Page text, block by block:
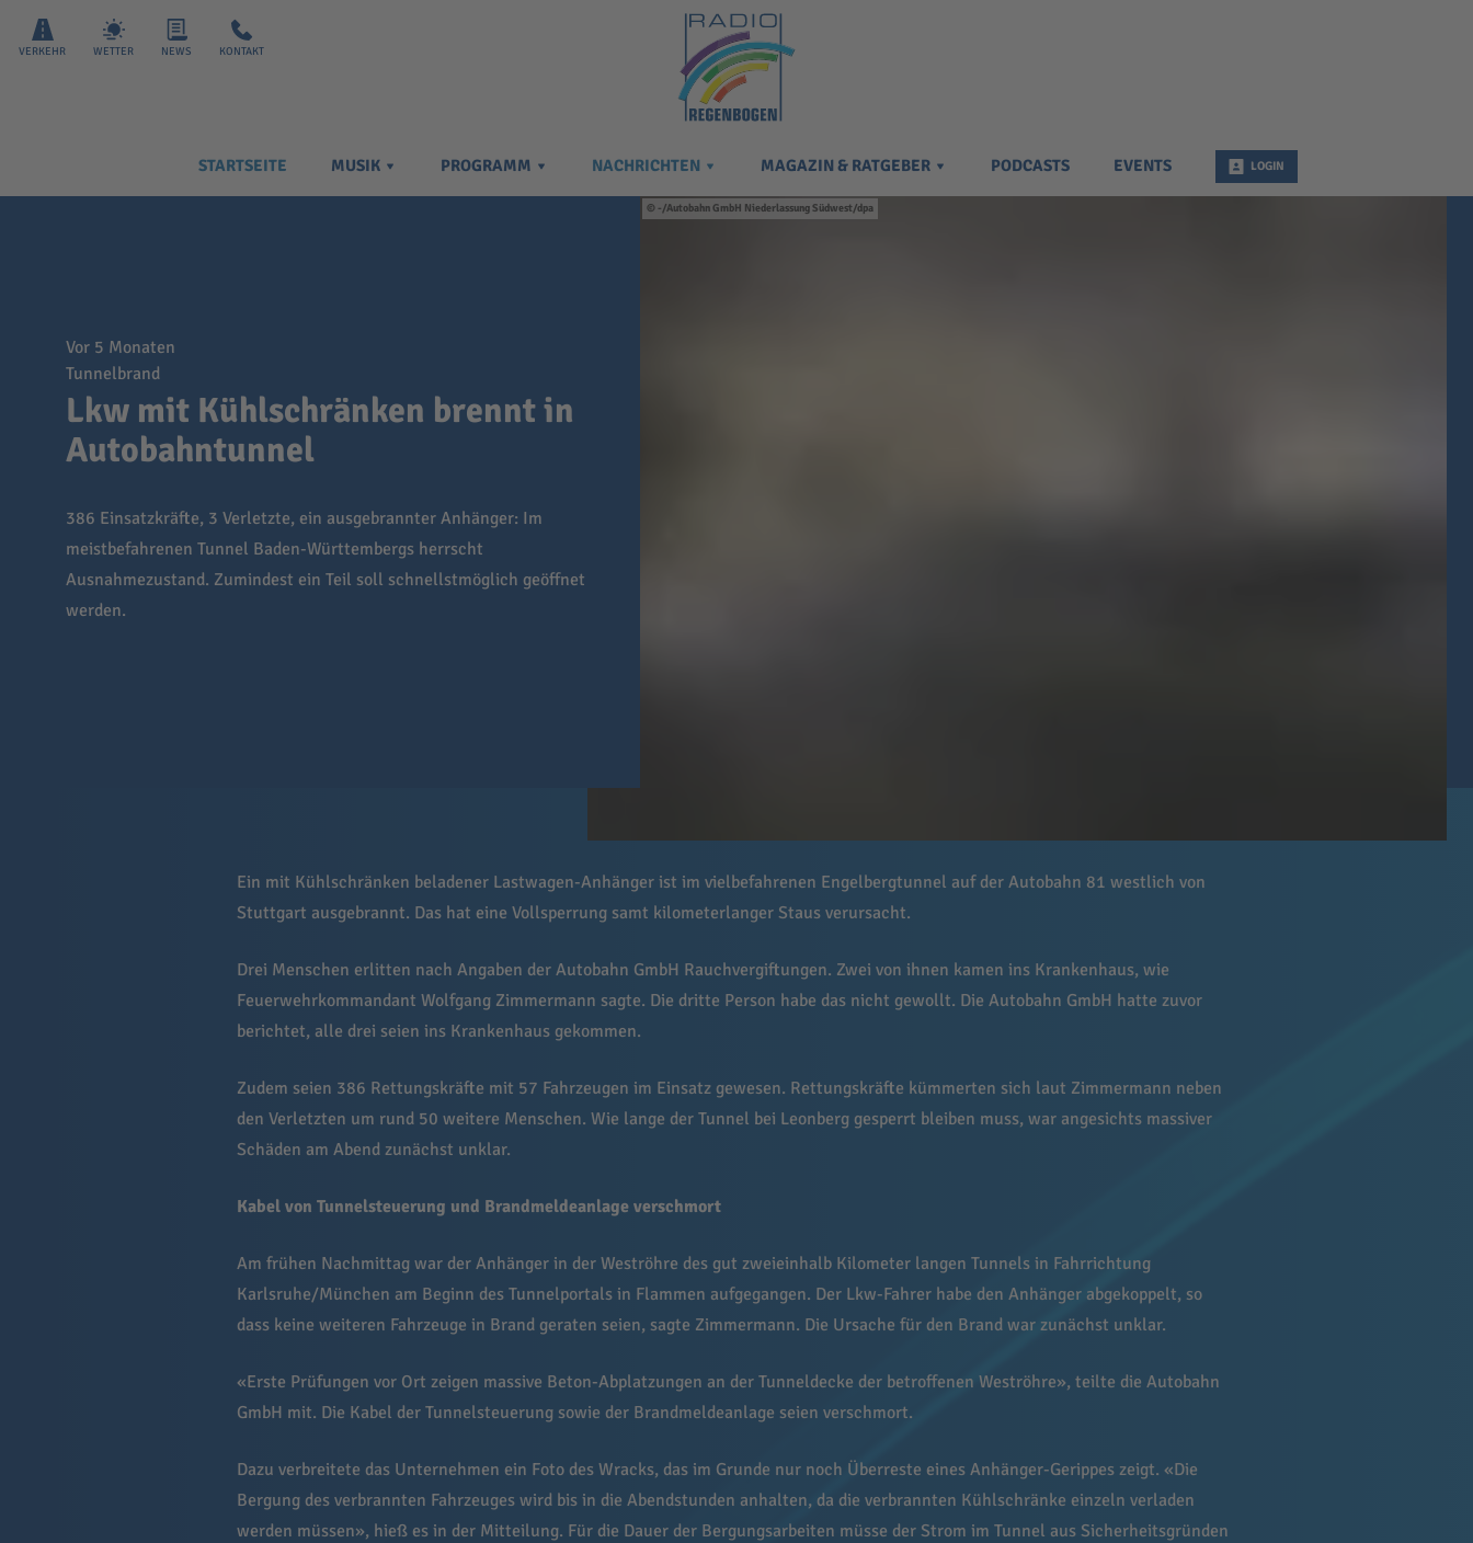
VERKEHR WETTER NEWS KONTAKT
STARTSEITE MUSIK PROGRAMM NACHRICHTEN MAGAZIN & RATGEBER PODCASTS EVENTS LOGIN
-/Autobahn GmbH Niederlassung Südwest/dpa
vor 5 Monaten
Tunnelbrand
Lkw mit Kühlschränken brennt in
Autobahntunnel
386 Einsatzkräfte, 3 Verletzte, ein ausgebrannter Anhänger: Im
meistbefahrenen Tunnel Baden-Württembergs herrscht
Ausnahmezustand. Zumindest ein Teil soll schnellstmöglich geöffnet
werden.
Ein mit Kühlschränken beladener Lastwagen-Anhänger ist im vielbefahrenen Engelbergtunnel auf der Autobahn 81 westlich von
Stuttgart ausgebrannt. Das hat eine Vollsperrung samt kilometerlanger Staus verursacht.
Drei Menschen erlitten nach Angaben der Autobahn GmbH Rauchvergiftungen. Zwei von ihnen kamen ins Krankenhaus, wie
Feuerwehrkommandant Wolfgang Zimmermann sagte. Die dritte Person habe das nicht gewollt. Die Autobahn GmbH hatte zuvor
berichtet, alle drei seien ins Krankenhaus gekommen.
Zudem seien 386 Rettungskräfte mit 57 Fahrzeugen im Einsatz gewesen. Rettungskräfte kümmerten sich laut Zimmermann neben
den Verletzten um rund 50 weitere Menschen. Wie lange der Tunnel bei Leonberg gesperrt bleiben muss, war angesichts massiver
Schäden am Abend zunächst unklar.
Kabel von Tunnelsteuerung und Brandmeldeanlage verschmort
Am frühen Nachmittag war der Anhänger in der Weströhre des gut zweieinhalb Kilometer langen Tunnels in Fahrrichtung
Karlsruhe/München am Beginn des Tunnelportals in Flammen aufgegangen. Der Lkw-Fahrer habe den Anhänger abgekoppelt, so
dass keine weiteren Fahrzeuge in Brand geraten seien, sagte Zimmermann. Die Ursache für den Brand war zunächst unklar.
«Erste Prüfungen vor Ort zeigen massive Beton-Abplatzungen an der Tunneldecke der betroffenen Weströhre», teilte die Autobahn
GmbH mit. Die Kabel der Tunnelsteuerung sowie der Brandmeldeanlage seien verschmort.
Dazu verbreitete das Unternehmen ein Foto des Wracks, das im Grunde nur noch Überreste eines Anhänger-Gerippes zeigt. «Die
Bergung des verbrannten Fahrzeuges wird bis in die Abendstunden anhalten, da die verbrannten Kühlschränke einzeln verladen
werden müssen», hieß es in der Mitteilung. Für die Dauer der Bergungsarbeiten müsse der Strom im Tunnel aus Sicherheitsgründen